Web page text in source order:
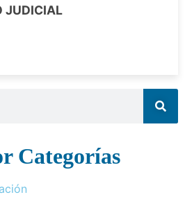
JUDICIAL
Categorías